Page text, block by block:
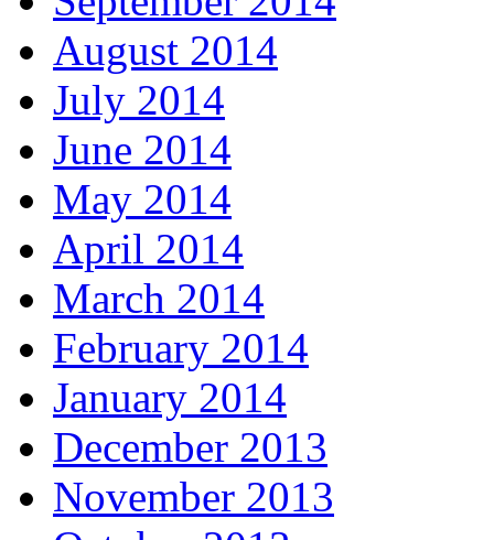
August 2014
July 2014
June 2014
May 2014
April 2014
March 2014
February 2014
January 2014
December 2013
November 2013